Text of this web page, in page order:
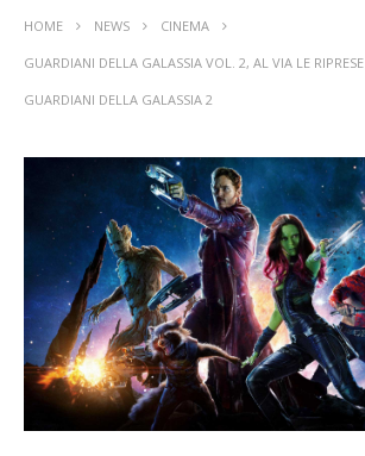
HOME NEWS CINEMA
GUARDIANI DELLA GALASSIA VOL. 2, AL VIA LE RIPRESE
GUARDIANI DELLA GALASSIA 2